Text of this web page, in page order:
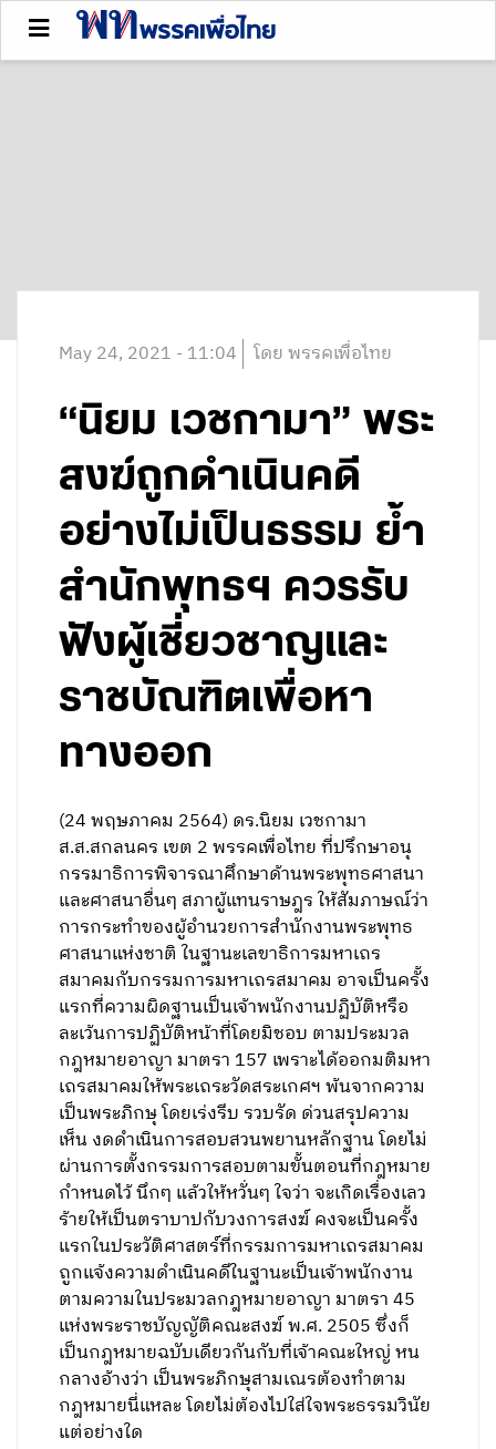
May 24, 2021 - 11:04 โดย พรรคเพื่อไทย
“นิยม เวชกามา” พระ
สงฆ์ถูกดำเนินคดี
อย่างไม่เป็นธรรม ย้ำ
สำนักพุทธฯ ควรรับ
ฟังผู้เชี่ยวชาญและ
ราชบัณฑิตเพื่อหา
ทางออก
(24 พฤษภาคม 2564) ดร.นิยม เวชกามา
ส.ส.สกลนคร เขต 2 พรรคเพื่อไทย ที่ปรึกษาอนุ
กรรมาธิการพิจารณาศึกษาด้านพระพุทธศาสนา
และศาสนาอื่นๆ สภาผู้แทนราษฎร ให้สัมภาษณ์ว่า
การกระทำของผู้อำนวยการสำนักงานพระพุทธ
ศาสนาแห่งชาติ ในฐานะเลขาธิการมหาเถร
สมาคมกับกรรมการมหาเถรสมาคม อาจเป็นครั้ง
แรกที่ความผิดฐานเป็นเจ้าพนักงานปฏิบัติหรือ
ละเว้นการปฏิบัติหน้าที่โดยมิชอบ ตามประมวล
กฎหมายอาญา มาตรา 157 เพราะได้ออกมติมหา
เถรสมาคมให้พระเถระวัดสระเกศฯ พ้นจากความ
เป็นพระภิกษุ โดยเร่งรีบ รวบรัด ด่วนสรุปความ
เห็น งดดำเนินการสอบสวนพยานหลักฐาน โดยไม่
ผ่านการตั้งกรรมการสอบตามขั้นตอนที่กฎหมาย
กำหนดไว้ นึกๆ แล้วให้หวั่นๆ ใจว่า จะเกิดเรื่องเลว
ร้ายให้เป็นตราบาปกับวงการสงฆ์ คงจะเป็นครั้ง
แรกในประวัติศาสตร์ที่กรรมการมหาเถรสมาคม
ถูกแจ้งความดำเนินคดีในฐานะเป็นเจ้าพนักงาน
ตามความในประมวลกฎหมายอาญา มาตรา 45
แห่งพระราชบัญญัติคณะสงฆ์ พ.ศ. 2505 ซึ่งก็
เป็นกฎหมายฉบับเดียวกันกับที่เจ้าคณะใหญ่ หน
กลางอ้างว่า เป็นพระภิกษุสามเณรต้องทำตาม
กฎหมายนี่แหละ โดยไม่ต้องไปใส่ใจพระธรรมวินัย
แต่อย่างใด